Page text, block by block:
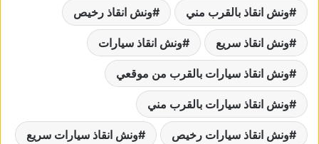
ونش انقاذ بالقرب مني ونش انقاذ رخيص
ونش انقاذ سريع ونش انقاذ سيارات
ونش انقاذ سيارات بالقرب من موقعي
ونش انقاذ سيارات بالقرب مني
ونش انقاذ سيارات رخيص ونش انقاذ سيارات سريع